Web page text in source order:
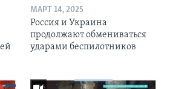
МАРТ 14, 2025
Россия и Украина
продолжают обмениваться
ударами беспилотников